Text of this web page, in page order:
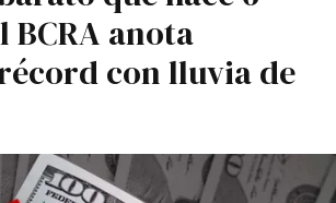
BCRA anota
con lluvia de